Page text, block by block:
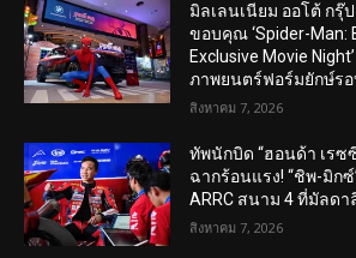
มิลเลนเนียม ออโต้ กรุ๊
ขอบคุณ ‘Spider-Man:
Exclusive Movie
ภาพยนตร์ฟอร์มยักษ์รอ
สิงหาคม 7, 2026
ทัพนักบิด “ฮอนด้า เรซ
ฉากร้อนแรง! “ชิพ-มิก
ARRC สนาม 4 ที่มัลดา
สิงหาคม 7, 2026